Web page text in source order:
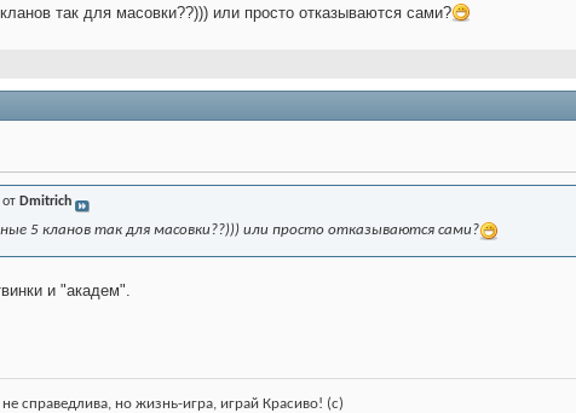
так для масовки??))) или просто отказываются сами?
Dmitrich
5 кланов так для масовки??))) или просто отказываются сами?
и "академ".
справедлива, но жизнь-игра, играй Красиво! (с)